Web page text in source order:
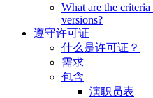
What are the
versions?
遵守许可证
什么是许可证？
需求
包含
演职员表